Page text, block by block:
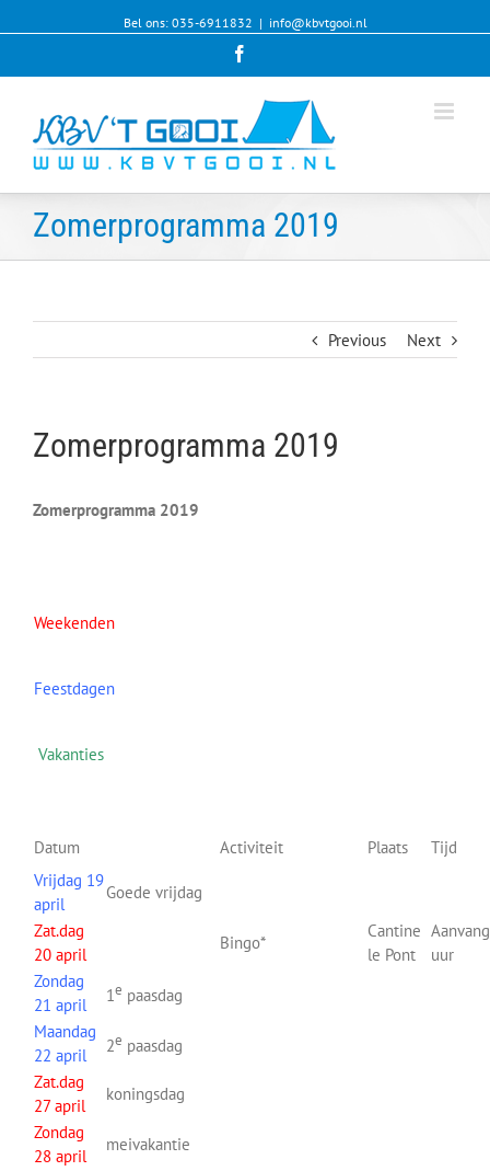
Bel ons: 035-6911832 | info@kbvtgooi.nl
Zomerprogramma 2019
Previous Next
Zomerprogramma 2019
Zomerprogramma 2019
Weekenden
Feestdagen
Vakanties
Datum Activiteit Plaats
Tijd
Vrijdag 19
april
Goede vrijdag
Zat.dag
20 april
Bingo*
Cantine
le Pont
uur
Zondag
21 april
1e paasdag
Maandag
22 april
2e paasdag
Zat.dag
27 april
koningsdag
Zondag
28 april
meivakantie